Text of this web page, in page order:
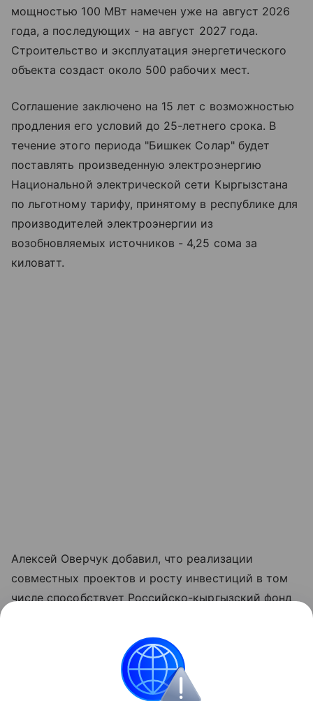
мощностью 100 МВт намечен уже на август 2026
года, а последующих - на август 2027 года.
Строительство и эксплуатация энергетического
объекта создаст около 500 рабочих мест.
Соглашение заключено на 15 лет с возможностью
продления его условий до 25-летнего срока. В
течение этого периода "Бишкек Солар" будет
поставлять произведенную электроэнергию
Национальной электрической сети Кыргызстана
по льготному тарифу, принятому в республике для
производителей электроэнергии из
возобновляемых источников - 4,25 сома за
киловатт.
Алексей Оверчук добавил, что реализации
совместных проектов и росту инвестиций в том
числе способствует Российско-кыргызский фонд
укрепления двусторонних связей.
"Реализовано около четырех тысяч проектов во
всех регионах республики", - отметил он.